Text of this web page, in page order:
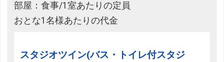
部屋：食事/1室あたりの定員
おとな1名様あたりの代金
スタジオツイン(バス・トイレ付スタジ